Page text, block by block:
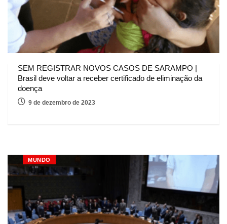
SEM REGISTRAR NOVOS CASOS DE SARAMPO |
Brasil deve voltar a receber certificado de eliminação da
doença
9 de dezembro de 2023
MUNDO